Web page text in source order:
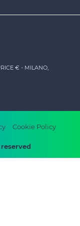
€ - MILANO,
Cookie Policy